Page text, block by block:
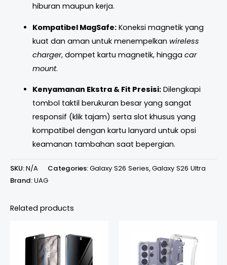
hiburan maupun kerja.
Kompatibel MagSafe:Koneksi magnetik yang
kuat dan aman untuk menempelkan wireless
charger, dompet kartu magnetik, hingga car
mount.
Kenyamanan Ekstra & Fit Presisi:Dilengkapi
tombol taktil berukuran besar yang sangat
responsif (klik tajam) serta slot khusus yang
kompatibel dengan kartu lanyard untuk opsi
keamanan tambahan saat bepergian.
SKU:N/A Categories:Galaxy S26 Series,Galaxy S26 Ultra
Brand:UAG
Related products